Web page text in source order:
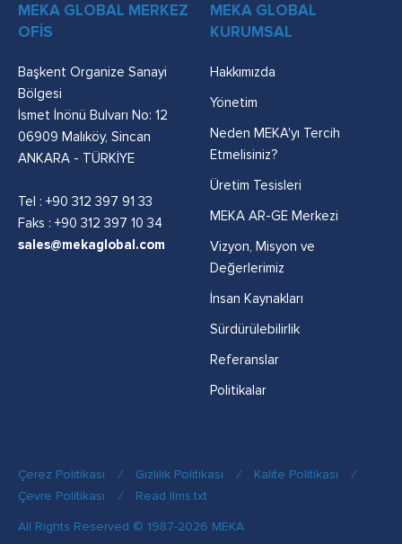
MEKA GLOBAL MERKEZ
OFİS
Başkent Organize Sanayi
Bölgesi
İsmet İnönü Bulvarı No: 12
06909 Malıköy, Sincan
ANKARA - TÜRKİYE
Tel : +90 312 397 91 33
Faks : +90 312 397 10 34
sales@mekaglobal.com
MEKA GLOBAL
KURUMSAL
Hakkımızda
Yönetim
Neden MEKA'yı Tercih
Etmelisiniz?
Üretim Tesisleri
MEKA AR-GE Merkezi
Vizyon, Misyon ve
Değerlerimiz
İnsan Kaynakları
Sürdürülebilirlik
Referanslar
Politikalar
Çerez Politikası / Gizlilik Politikası / Kalite Politikası
/
Çevre Politikası
/
Read llms.txt
All Rights Reserved © 1987-2026 MEKA